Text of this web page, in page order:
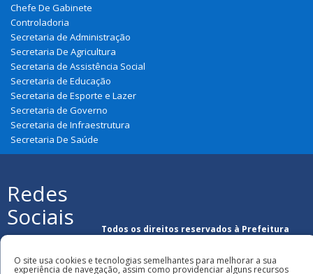
Chefe De Gabinete
Controladoria
Secretaria de Administração
Secretaria De Agricultura
Secretaria de Assistência Social
Secretaria de Educação
Secretaria de Esporte e Lazer
Secretaria de Governo
Secretaria de Infraestrutura
Secretaria De Saúde
Redes
Sociais
Todos os direitos reservados à Prefeitura
O site usa cookies e tecnologias semelhantes para melhorar a sua
experiência de navegação, assim como providenciar alguns recursos